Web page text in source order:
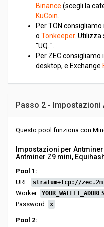
Binance (scegli la
KuCoin
Per TON consigliamo il
o Tonkeeper. Utilizza
"UQ..".
Per ZEC consigliamo il
desktop, e Exchange
Passo 2 - Impostazioni
Questo pool funziona con
Impostazioni per
Antminer Z9 mini,
Pool 1:
URL: stratum+tcp://
Worker:
Password: x
Pool 2: